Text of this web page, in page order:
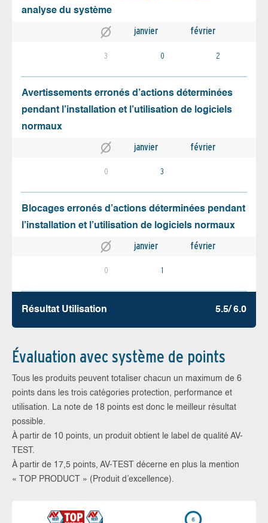
analyse du système
janvier février
3 0 2
Avertissements erronés d’actions déterminées
pendant l’installation et l’utilisation de logiciels
normaux
janvier février
0 3
Blocages erronés d’actions déterminées pendant
l’installation et l’utilisation de logiciels normaux
janvier février
0 1
Résultat Utilisation 5.5/ 6.0
Évaluation avec système de points
Tous les produits peuvent totaliser chacun un maximum de 6
points dans les trois catégories protection, performance et
utilisation. La note de 18 points est donc le meilleur résultat
possible.
À partir de 10 points, un produit obtient le label de qualité AV-
TEST.
À partir de 17,5 points, AV-TEST décerne en plus la mention
« TOP PRODUCT » (Produit d’excellence).